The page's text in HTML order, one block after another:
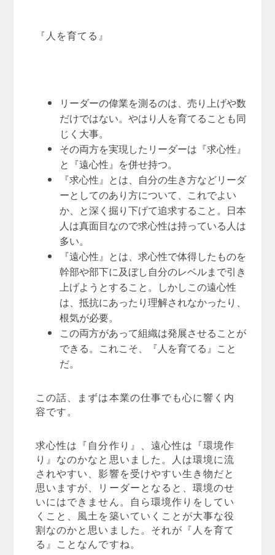
『人を育てる』
リーダーの偉業を測るのは、売り上げや数
だけではない。やはり人を育てることも同
じく大事。
その両方を実現したリーダーは『求心性』
と『遠心性』を併せ持つ。
『求心性』とは、自分の生き方などリーダ
ーとしてのあり方について、これでよい
か、と深く掘り下げて追求すること。日本
人は真面目なので求心性は持っている人は
多い。
『遠心性』とは、求心性で体得したものを
幹部や部下に及ぼし自分のレベルまで引き
上げようとすること。しかしこの遠心性
は、抵抗にあったり理解されなかったり、
根気が必要。
この両方があって組織は発展させることが
できる。これこそ、『人を育てる』こと
だ。
この話、まずは本業の仕事でも心に響く内
容です。
求心性は『自分作り』、遠心性は『環境作
り』なのかなと思いました。人は環境に流
されやすい、影響を受けやすい生き物だと
思いますが、リーダーとなると、環境のせ
いにはできません。自ら環境作りをしてい
くこと、風土を築いていくことが大事な役
割なのかと思いました。それが『人を育て
る』ことなんですね。